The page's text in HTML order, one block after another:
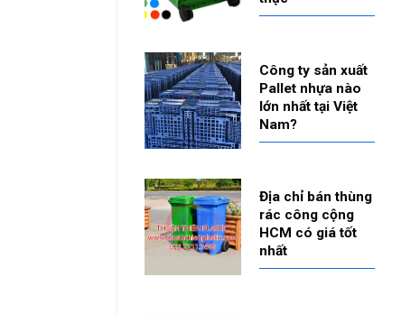
Công ty sản xuất
Pallet nhựa nào
lớn nhất tại Việt
Nam?
Địa chỉ bán thùng
rác công cộng
HCM có giá tốt
nhất